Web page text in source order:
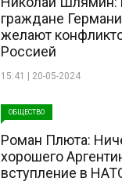
граждане
желают
Россией
15:41 | 20-05-2024
ОБЩЕСТВО
Роман Плюта:
хорошего
вступление в